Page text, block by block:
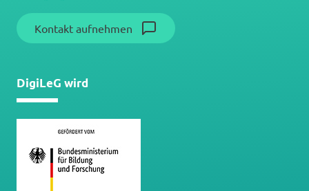
Kontakt aufnehmen
DigiLeG wird